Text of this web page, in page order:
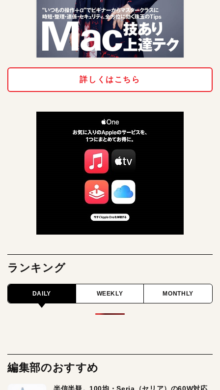
詳しくはこちら
ランキング
DAILY WEEKLY MONTHLY
編集部のおすすめ